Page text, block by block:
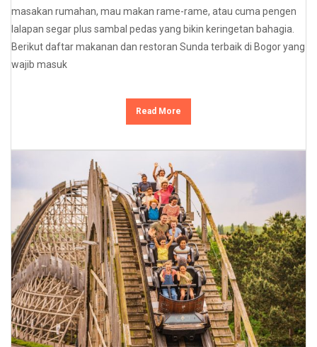
masakan rumahan, mau makan rame-rame, atau cuma pengen
lalapan segar plus sambal pedas yang bikin keringetan bahagia.
Berikut daftar makanan dan restoran Sunda terbaik di Bogor yang
wajib masuk
Read More